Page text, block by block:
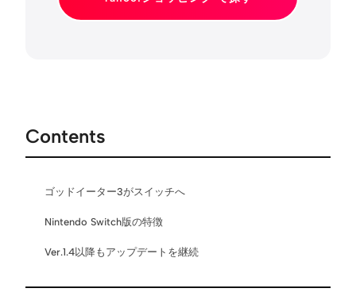
Contents
ゴッドイーター3がスイッチへ
Nintendo Switch版の特徴
Ver.1.4以降もアップデートを継続